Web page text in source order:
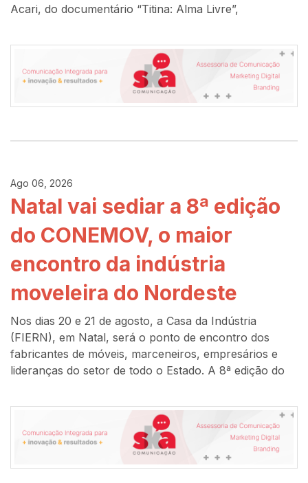
Acari, do documentário “Titina: Alma Livre”,
Ago 06, 2026
Natal vai sediar a 8ª edição
do CONEMOV, o maior
encontro da indústria
moveleira do Nordeste
Nos dias 20 e 21 de agosto, a Casa da Indústria
(FIERN), em Natal, será o ponto de encontro dos
fabricantes de móveis, marceneiros, empresários e
lideranças do setor de todo o Estado. A 8ª edição do